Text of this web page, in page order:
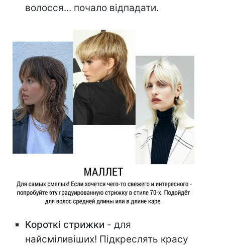
волосся... почало відпадати.
Короткі стрижки - для
найсміливіших! Підкреслять красу